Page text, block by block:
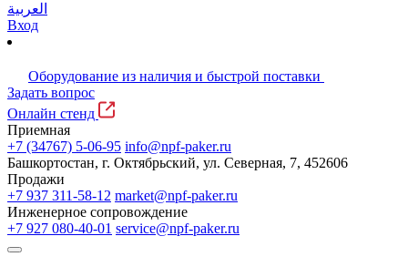
العربية
Вход
Оборудование из наличия и быстрой поставки
Задать вопрос
Онлайн стенд
Приемная
+7 (34767) 5-06-95 info@npf-paker.ru
Башкортостан, г. Октябрьский, ул. Северная, 7, 452606
Продажи
+7 937 311-58-12 market@npf-paker.ru
Инженерное сопровождение
+7 927 080-40-01 service@npf-paker.ru